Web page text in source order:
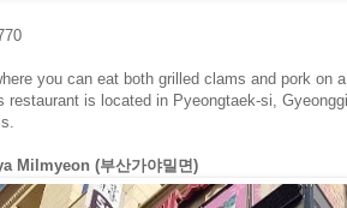
you can eat both grilled clams and pork on
restaurant is located in Pyeongtaek-si,
Milmyeon (부산가야밀면)